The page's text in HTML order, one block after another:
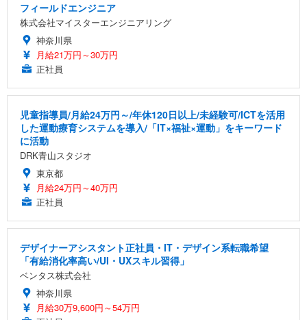
フィールドエンジニア
株式会社マイスターエンジニアリング
神奈川県
月給21万円～30万円
正社員
児童指導員/月給24万円～/年休120日以上/未経験可/ICTを活用
した運動療育システムを導入/「IT×福祉×運動」をキーワード
に活動
DRK青山スタジオ
東京都
月給24万円～40万円
正社員
デザイナーアシスタント正社員・IT・デザイン系転職希望
「有給消化率高い/UI・UXスキル習得」
ベンタス株式会社
神奈川県
月給30万9,600円～54万円